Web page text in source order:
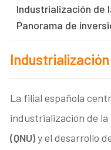
Industrialización de
Panorama de
La filial española
industrialización de la
(QNU)y el desarrollo